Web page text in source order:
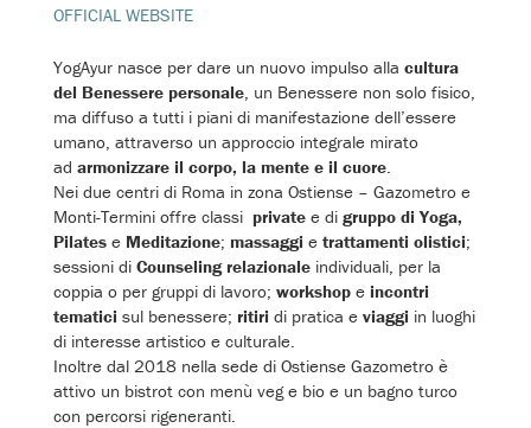
OFFICIAL WEBSITE
YogAyur nasce per dare un nuovo impulso alla cultura
del Benessere personale , un Benessere non solo fisico,
ma diffuso a tutti i piani di manifestazione dell’essere
umano, attraverso un approccio integrale mirato
ad armonizzare il corpo, la mente e il cuore
Nei due centri di Roma in zona Ostiense – Gazometro e
Monti-Termini offre classi private e di gruppo di Yoga,
Pilates e Meditazione; massaggi e trattamenti olistici;
sessioni di Counseling relazionale individuali, per la
coppia o per gruppi di lavoro; workshop e incontri
tematici sul benessere; ritiri di pratica e viaggi in luoghi
di interesse artistico e culturale.
Inoltre dal 2018 nella sede di Ostiense Gazometro è
attivo un bistrot con menù veg e bio e un bagno turco
con percorsi rigeneranti.